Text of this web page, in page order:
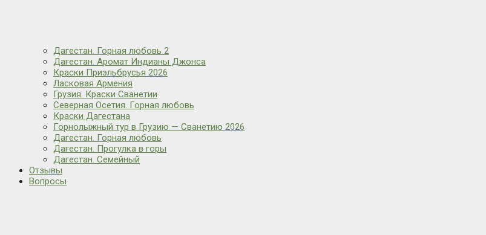
Дагестан. Горная любовь 2
Дагестан. Аромат Индианы Джонса
Краски Приэльбрусья 2026
Ласковая Армения
Грузия. Краски Сванетии
Северная Осетия. Горная любовь
Краски Дагестана
Горнолыжный тур в Грузию — Сванетию 2026
Дагестан. Горная любовь
Дагестан. Прогулка в горы
Дагестан. Семейный
Отзывы
Вопросы